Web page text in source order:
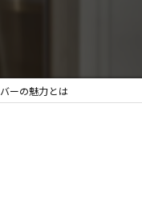
ーの魅力とは